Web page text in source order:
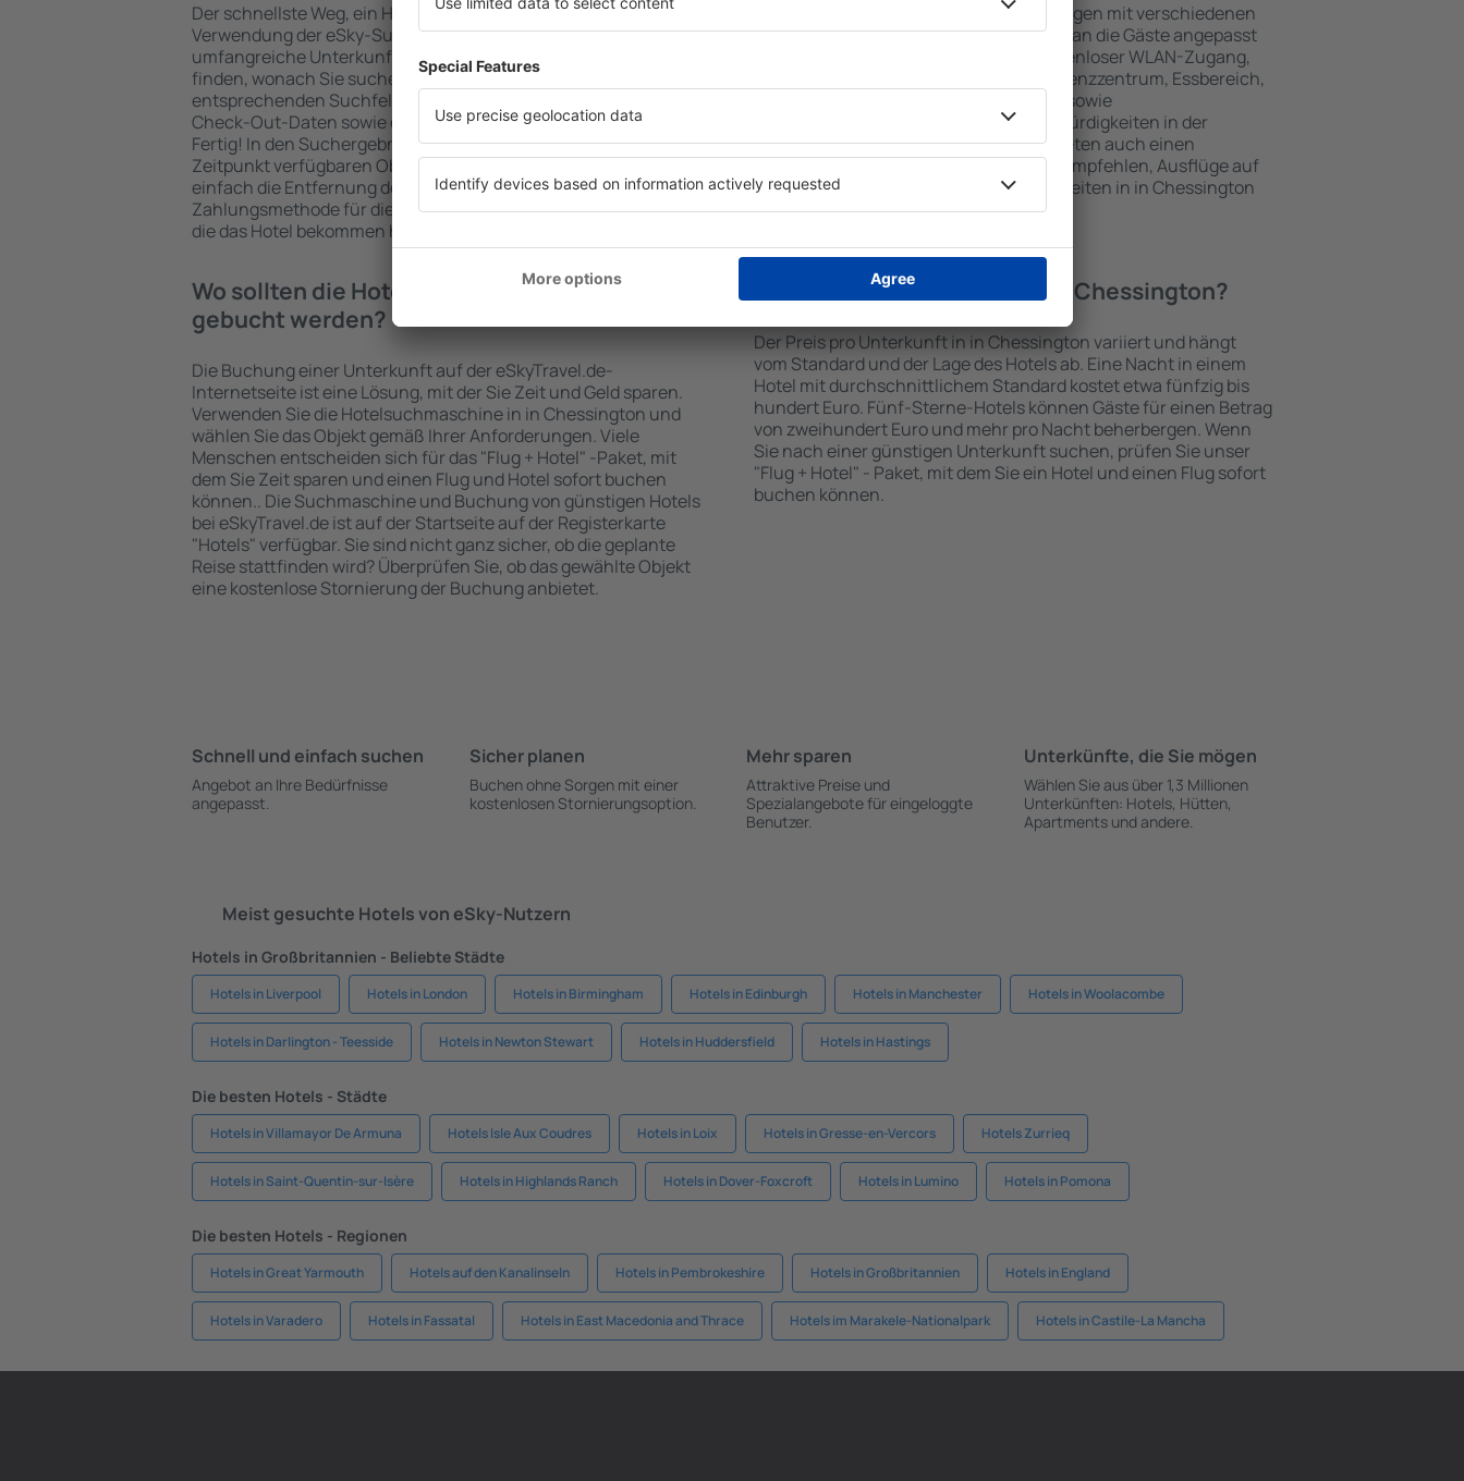
Der schnellste Weg, ein Hotel in Chessington zu finden, ist die
Verwendung der eSky-Suchmaschine für Unterkünfte. Eine
umfangreiche Unterkunftsbasis garantiert, dass Sie gerade das
finden, wonach Sie suchen. Geben Sie den Reiseort in die
entsprechenden Suchfelder ein, wählen Sie die Check-In- und
Check-Out-Daten sowie die Anzahl der Gäste und Zimmer aus.
Fertig! In den Suchergebnissen werden die zum angegebenen
Zeitpunkt verfügbaren Objekte angezeigt. Sie können ganz
einfach die Entfernung des Hotels vom Zentrum, die
Zahlungsmethode für die Unterkunft oder die Anzahl der Sterne,
die das Hotel bekommen hat, überprüfen.
Hotels in in Chessington sind Einrichtungen mit verschiedenen
Standards sowie Annehmlichkeiten, die an die Gäste angepasst
sind . Zu den beliebtesten gehören kostenloser WLAN-Zugang,
SPA-Zone, Bar / Safe im Zimmer, Konferenzzentrum, Essbereich,
Kinderspielecke, kostenlose Parkplätze sowie
Informationsbroschüren über Sehenswürdigkeiten in der
Umgebung. Einige der Einrichtungen bieten auch einen
Transport vom/zum Flughafen an oder empfehlen, Ausflüge auf
den Spuren der größten Sehenswürdigkeiten in in Chessington
zu unternehmen.
Wo sollten die Hotels in in Chessington
gebucht werden?
Die Buchung einer Unterkunft auf der eSkyTravel.de-
Internetseite ist eine Lösung, mit der Sie Zeit und Geld sparen.
Verwenden Sie die Hotelsuchmaschine in in Chessington und
wählen Sie das Objekt gemäß Ihrer Anforderungen. Viele
Menschen entscheiden sich für das "Flug + Hotel" -Paket, mit
dem Sie Zeit sparen und einen Flug und Hotel sofort buchen
können.. Die Suchmaschine und Buchung von günstigen Hotels
bei eSkyTravel.de ist auf der Startseite auf der Registerkarte
"Hotels" verfügbar. Sie sind nicht ganz sicher, ob die geplante
Reise stattfinden wird? Überprüfen Sie, ob das gewählte Objekt
eine kostenlose Stornierung der Buchung anbietet.
Wie viel kostet ein Hotel in in Chessington?
Der Preis pro Unterkunft in in Chessington variiert und hängt
vom Standard und der Lage des Hotels ab. Eine Nacht in einem
Hotel mit durchschnittlichem Standard kostet etwa fünfzig bis
hundert Euro. Fünf-Sterne-Hotels können Gäste für einen Betrag
von zweihundert Euro und mehr pro Nacht beherbergen. Wenn
Sie nach einer günstigen Unterkunft suchen, prüfen Sie unser
"Flug + Hotel" - Paket, mit dem Sie ein Hotel und einen Flug sofort
buchen können.
Schnell und einfach suchen
Angebot an Ihre Bedürfnisse
angepasst.
Sicher planen
Buchen ohne Sorgen mit einer
kostenlosen Stornierungsoption.
Mehr sparen
Attraktive Preise und
Spezialangebote für eingeloggte
Benutzer.
Unterkünfte, die Sie mögen
Wählen Sie aus über 1,3 Millionen
Unterkünften: Hotels, Hütten,
Apartments und andere.
Meist gesuchte Hotels von eSky-Nutzern
Hotels in Großbritannien - Beliebte Städte
Hotels in Liverpool Hotels in London Hotels in Birmingham Hotels in Edinburgh Hotels in Manchester Hotels in Woolacombe
Hotels in Darlington - Teesside Hotels in Newton Stewart Hotels in Huddersfield Hotels in Hastings
Die besten Hotels - Städte
Hotels in Villamayor De Armuna Hotels Isle Aux Coudres Hotels in Loix Hotels in Gresse-en-Vercors Hotels Zurrieq
Hotels in Saint-Quentin-sur-Isère Hotels in Highlands Ranch Hotels in Dover-Foxcroft Hotels in Lumino Hotels in Pomona
Die besten Hotels - Regionen
Hotels in Great Yarmouth Hotels auf den Kanalinseln Hotels in Pembrokeshire Hotels in Großbritannien Hotels in England
Hotels in Varadero Hotels in Fassatal Hotels in East Macedonia and Thrace Hotels im Marakele-Nationalpark Hotels in Castile-La Mancha